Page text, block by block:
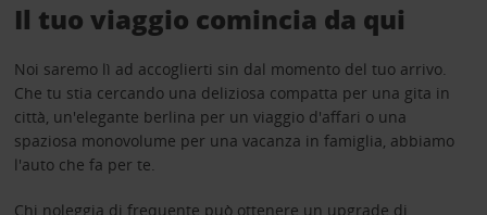
Il tuo viaggio comincia da qui
Noi saremo lì ad accoglierti sin dal momento del tuo arrivo.
Che tu stia cercando una deliziosa compatta per una gita in
città, un'elegante berlina per un viaggio d'affari o una
spaziosa monovolume per una vacanza in famiglia, abbiamo
l'auto che fa per te.
Chi noleggia di frequente può ottenere un upgrade di